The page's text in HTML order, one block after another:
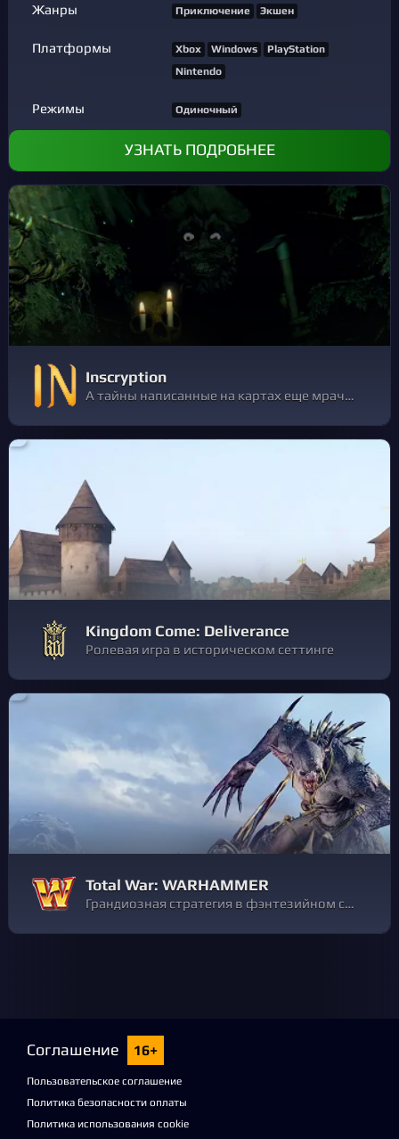
Жанры Приключение Экшен
Платформы Xbox Windows
PlayStation
Nintendo
Режимы Одиночный
УЗНАТЬ ПОДРОБНЕЕ
Inscryption
А тайны написанные на картах еще мрачнее...
Kingdom Come: Deliverance
Ролевая игра в историческом сеттинге
Total War: WARHAMMER
Грандиозная стратегия в фэнтезийном сеттинге
Соглашение 16+
Пользовательское соглашение
Политика безопасности оплаты
Политика использования cookie